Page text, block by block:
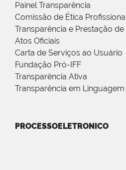
Painel Transparência
Comissão de Ética
Transparência e Prestação de
Atos Oficiais
Carta de Serviços ao Usuário
Fundação Pró-IFF
Transparência Ativa
Transparência em
PROCESSOELETRONICO